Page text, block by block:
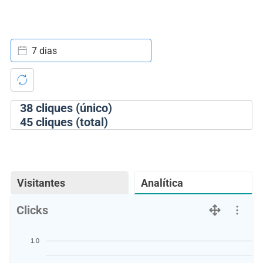
38cliques (único)
45cliques (total)
7 dias
Visitantes Analítica
Clicks
1.0